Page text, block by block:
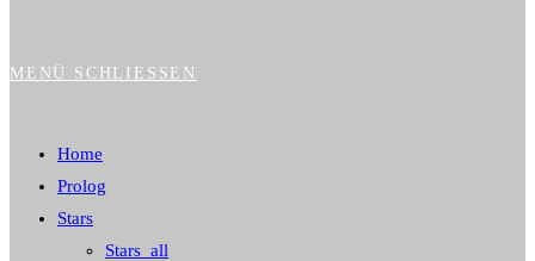
MENÜ SCHLIESSEN
Home
Prolog
Stars
Stars_all